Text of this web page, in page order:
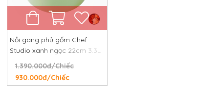
Nồi gang phủ gốm Chef
Studio xanh ngọc 22cm 3.3L
1.390.000đ/Chiếc
930.000đ/Chiếc